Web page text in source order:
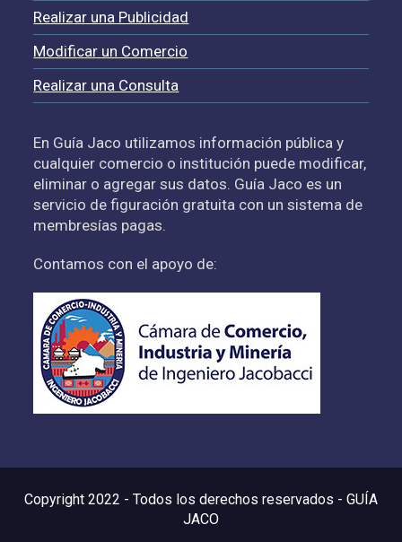
Realizar una Publicidad
Modificar un Comercio
Realizar una Consulta
En Guía Jaco utilizamos información pública y
cualquier comercio o institución puede modificar,
eliminar o agregar sus datos. Guía Jaco es un
servicio de figuración gratuita con un sistema de
membresías pagas.
Contamos con el apoyo de:
Copyright 2022 - Todos los derechos reservados - GUÍA
JACO